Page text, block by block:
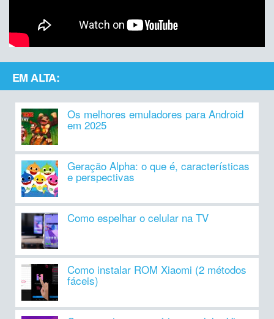
EM ALTA:
Os melhores emuladores para Android
em 2025
Geração Alpha: o que é, características
e perspectivas
Como espelhar o celular na TV
Como instalar ROM Xiaomi (2 métodos
fáceis)